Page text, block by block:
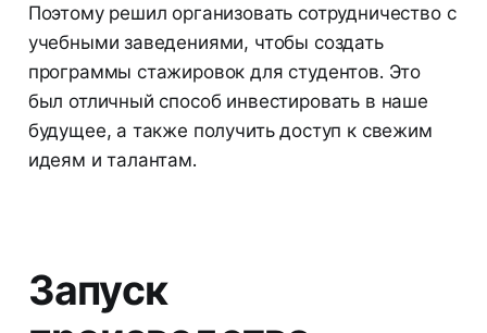
Поэтому решил организовать сотрудничество с
учебными заведениями, чтобы создать
программы стажировок для студентов. Это
был отличный способ инвестировать в наше
будущее, а также получить доступ к свежим
идеям и талантам.
Запуск